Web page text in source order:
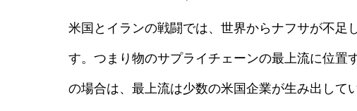
米国とイランの戦闘では、世界からナフサが不足
す。つまり物のサプライチェーンの最上流に位置
の場合は、最上流は少数の米国企業が生み出して